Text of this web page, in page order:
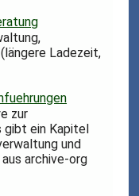
Ladezeit,
zur
gibt ein Kapitel
und
archive-org